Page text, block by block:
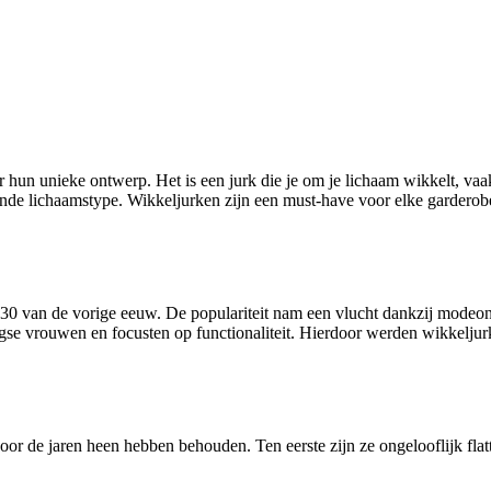
unieke ontwerp. Het is een jurk die je om je lichaam wikkelt,
lichaamstype. Wikkeljurken zijn een must-have voor elke
van de vorige eeuw. De populariteit nam een vlucht dankzij
vrouwen en focusten op functionaliteit. Hierdoor werden
de jaren heen hebben behouden. Ten eerste zijn ze ongelooflijk